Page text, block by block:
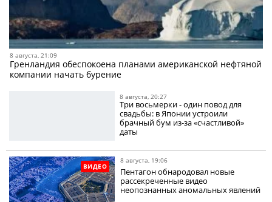
8 августа, 21:09
Гренландия обеспокоена планами американской нефтяной
компании начать бурение
8 августа, 20:27
Три восьмерки - один повод для
свадьбы: в Японии устроили
брачный бум из-за «счастливой»
даты
ВИДЕО
8 августа, 19:06
Пентагон обнародовал новые
рассекреченные видео
неопознанных аномальных явлений